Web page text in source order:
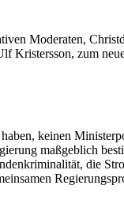
Moderaten,
Kristersson, zum
keinen
maßgeblich
die